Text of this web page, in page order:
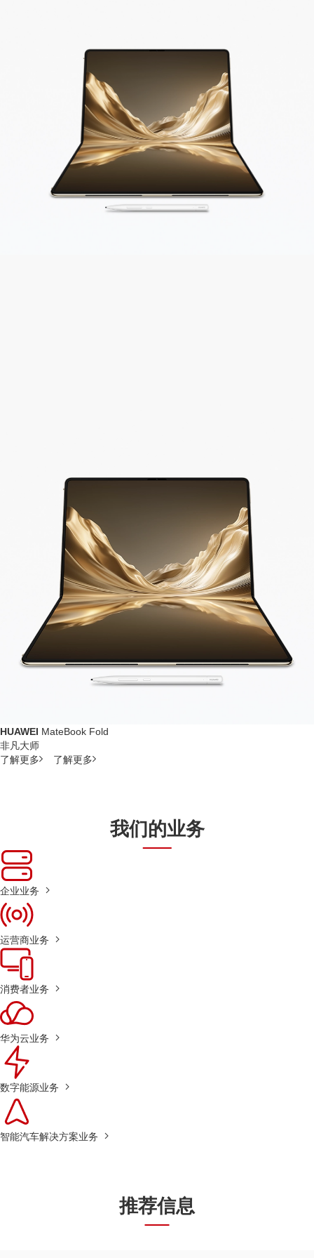
HUAWEI MateBook Fold
非凡大师
了解更多
了解更多
我们的业务
企业业务
运营商业务
消费者业务
华为云业务
数字能源业务
智能汽车解决方案业务
推荐信息